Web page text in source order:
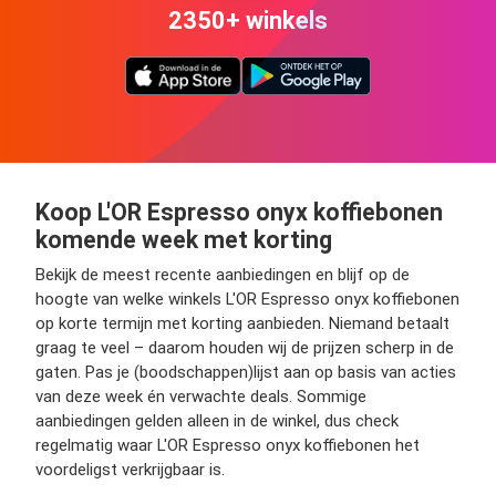
2350+ winkels
Koop L'OR Espresso onyx koffiebonen
komende week met korting
Bekijk de meest recente aanbiedingen en blijf op de
hoogte van welke winkels L'OR Espresso onyx koffiebonen
op korte termijn met korting aanbieden. Niemand betaalt
graag te veel – daarom houden wij de prijzen scherp in de
gaten. Pas je (boodschappen)lijst aan op basis van acties
van deze week én verwachte deals. Sommige
aanbiedingen gelden alleen in de winkel, dus check
regelmatig waar L'OR Espresso onyx koffiebonen het
voordeligst verkrijgbaar is.